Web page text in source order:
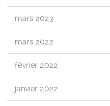
mars 2023
mars 2022
février 2022
janvier 2022